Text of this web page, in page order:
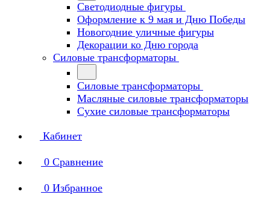
Светодиодные фигуры
Оформление к 9 мая и Дню Победы
Новогодние уличные фигуры
Декорации ко Дню города
Силовые трансформаторы
Силовые трансформаторы
Масляные силовые трансформаторы
Сухие силовые трансформаторы
Кабинет
0 Сравнение
0 Избранное